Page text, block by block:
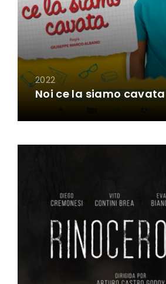
2022
Noi ce la siamo cavata